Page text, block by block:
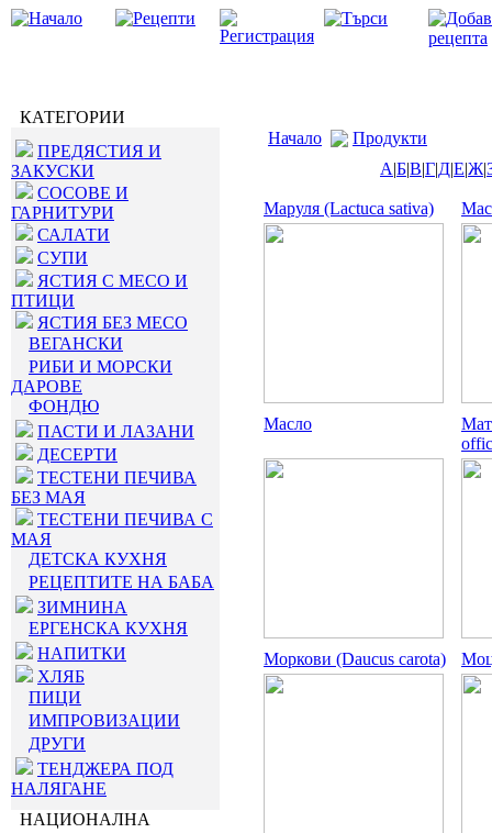
КАТЕГОРИИ
ПРЕДЯСТИЯ И
ЗАКУСКИ
СОСОВЕ И
ГАРНИТУРИ
САЛАТИ
СУПИ
ЯСТИЯ С МЕСО И
ПТИЦИ
ЯСТИЯ БЕЗ МЕСО
ВЕГАНСКИ
РИБИ И МОРСКИ
ДАРОВЕ
ФОНДЮ
ПАСТИ И ЛАЗАНИ
ДЕСЕРТИ
ТЕСТЕНИ ПЕЧИВА
БЕЗ МАЯ
ТЕСТЕНИ ПЕЧИВА С
МАЯ
ДЕТСКА КУХНЯ
РЕЦЕПТИТЕ НА БАБА
ЗИМНИНА
ЕРГЕНСКА КУХНЯ
НАПИТКИ
ХЛЯБ
ПИЦИ
ИМПРОВИЗАЦИИ
ДРУГИ
ТЕНДЖЕРА ПОД
НАЛЯГАНЕ
НАЦИОНАЛНА
Начало
Продукти
А|Б|В|Г|Д|Е|Ж|
Маруля (Lactuca sativa)
Масло
Моркови (Daucus carota)